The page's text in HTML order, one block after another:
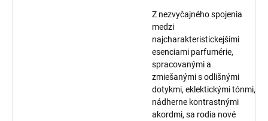
Z nezvyčajného spojenia
medzi
najcharakteristickejšími
esenciami parfumérie,
spracovanými a
zmiešanými s odlišnými
dotykmi, eklektickými tónmi,
nádherne kontrastnými
akordmi, sa rodia nové